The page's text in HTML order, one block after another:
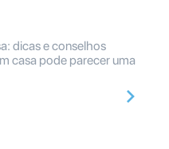
dicas e conselhos
casa pode parecer uma